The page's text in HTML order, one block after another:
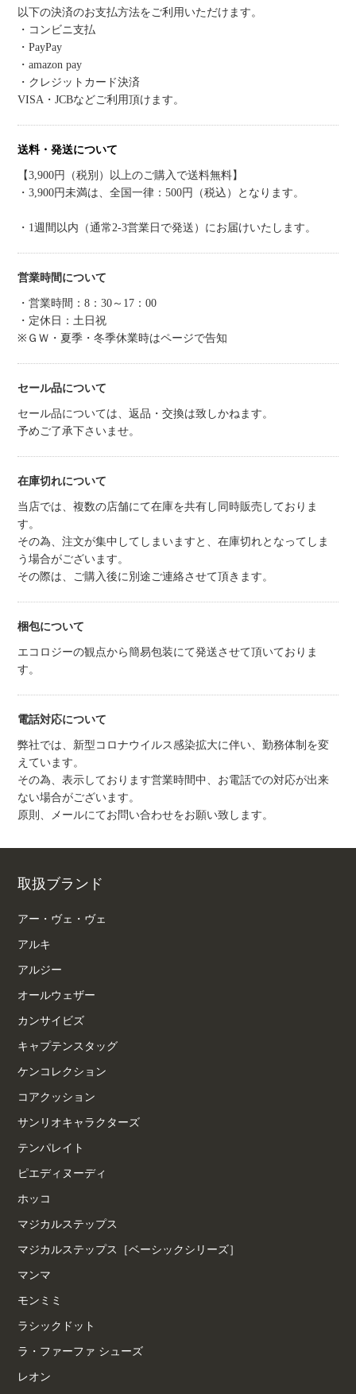
以下の決済のお支払方法をご利用いただけます。
・コンビニ支払
・PayPay
・amazon pay
・クレジットカード決済
VISA・JCBなどご利用頂けます。
送料・発送について
【3,900円（税別）以上のご購入で送料無料】
・3,900円未満は、全国一律：500円（税込）となります。
・1週間以内（通常2-3営業日で発送）にお届けいたします。
営業時間について
・営業時間：8：30～17：00
・定休日：土日祝
※ＧＷ・夏季・冬季休業時はページで告知
セール品について
セール品については、返品・交換は致しかねます。
予めご了承下さいませ。
在庫切れについて
当店では、複数の店舗にて在庫を共有し同時販売しておりま
す。
その為、注文が集中してしまいますと、在庫切れとなってしま
う場合がございます。
その際は、ご購入後に別途ご連絡させて頂きます。
梱包について
エコロジーの観点から簡易包装にて発送させて頂いておりま
す。
電話対応について
弊社では、新型コロナウイルス感染拡大に伴い、勤務体制を変
えています。
その為、表示しております営業時間中、お電話での対応が出来
ない場合がございます。
原則、メールにてお問い合わせをお願い致します。
取扱ブランド
アー・ヴェ・ヴェ
アルキ
アルジー
オールウェザー
カンサイビズ
キャプテンスタッグ
ケンコレクション
コアクッション
サンリオキャラクターズ
テンパレイト
ピエディヌーディ
ホッコ
マジカルステップス
マジカルステップス［ベーシックシリーズ］
マンマ
モンミミ
ラシックドット
ラ・ファーファ シューズ
レオン